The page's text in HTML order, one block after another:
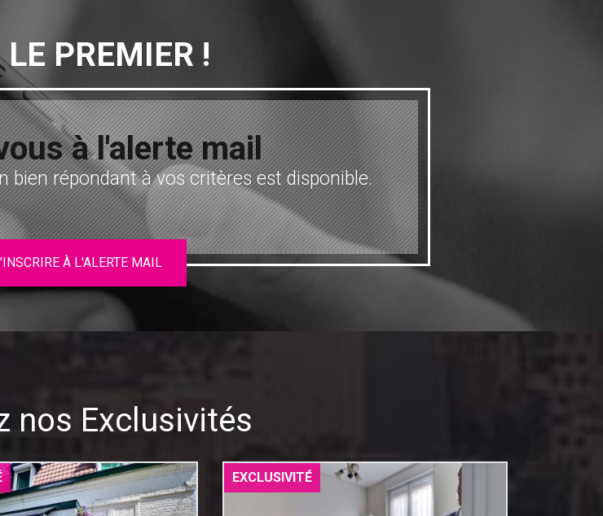
LE PREMIER !
à l'alerte mail
bien répondant à vos critères est disponible.
À L'ALERTE MAIL
nos Exclusivités
EXCLUSIVITÉ